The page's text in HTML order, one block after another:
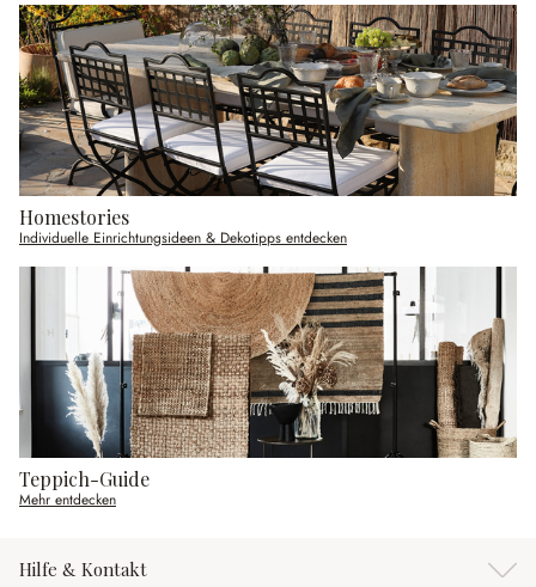
Homestories
Individuelle Einrichtungsideen & Dekotipps entdecken
Teppich-Guide
Mehr entdecken
Hilfe & Kontakt